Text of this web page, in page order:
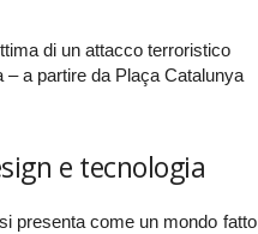
di un attacco terroristico
– a partire da Plaça Catalunya
e tecnologia
presenta come un mondo fatto